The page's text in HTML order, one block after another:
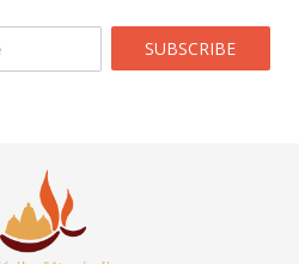
SUBSCRIBE